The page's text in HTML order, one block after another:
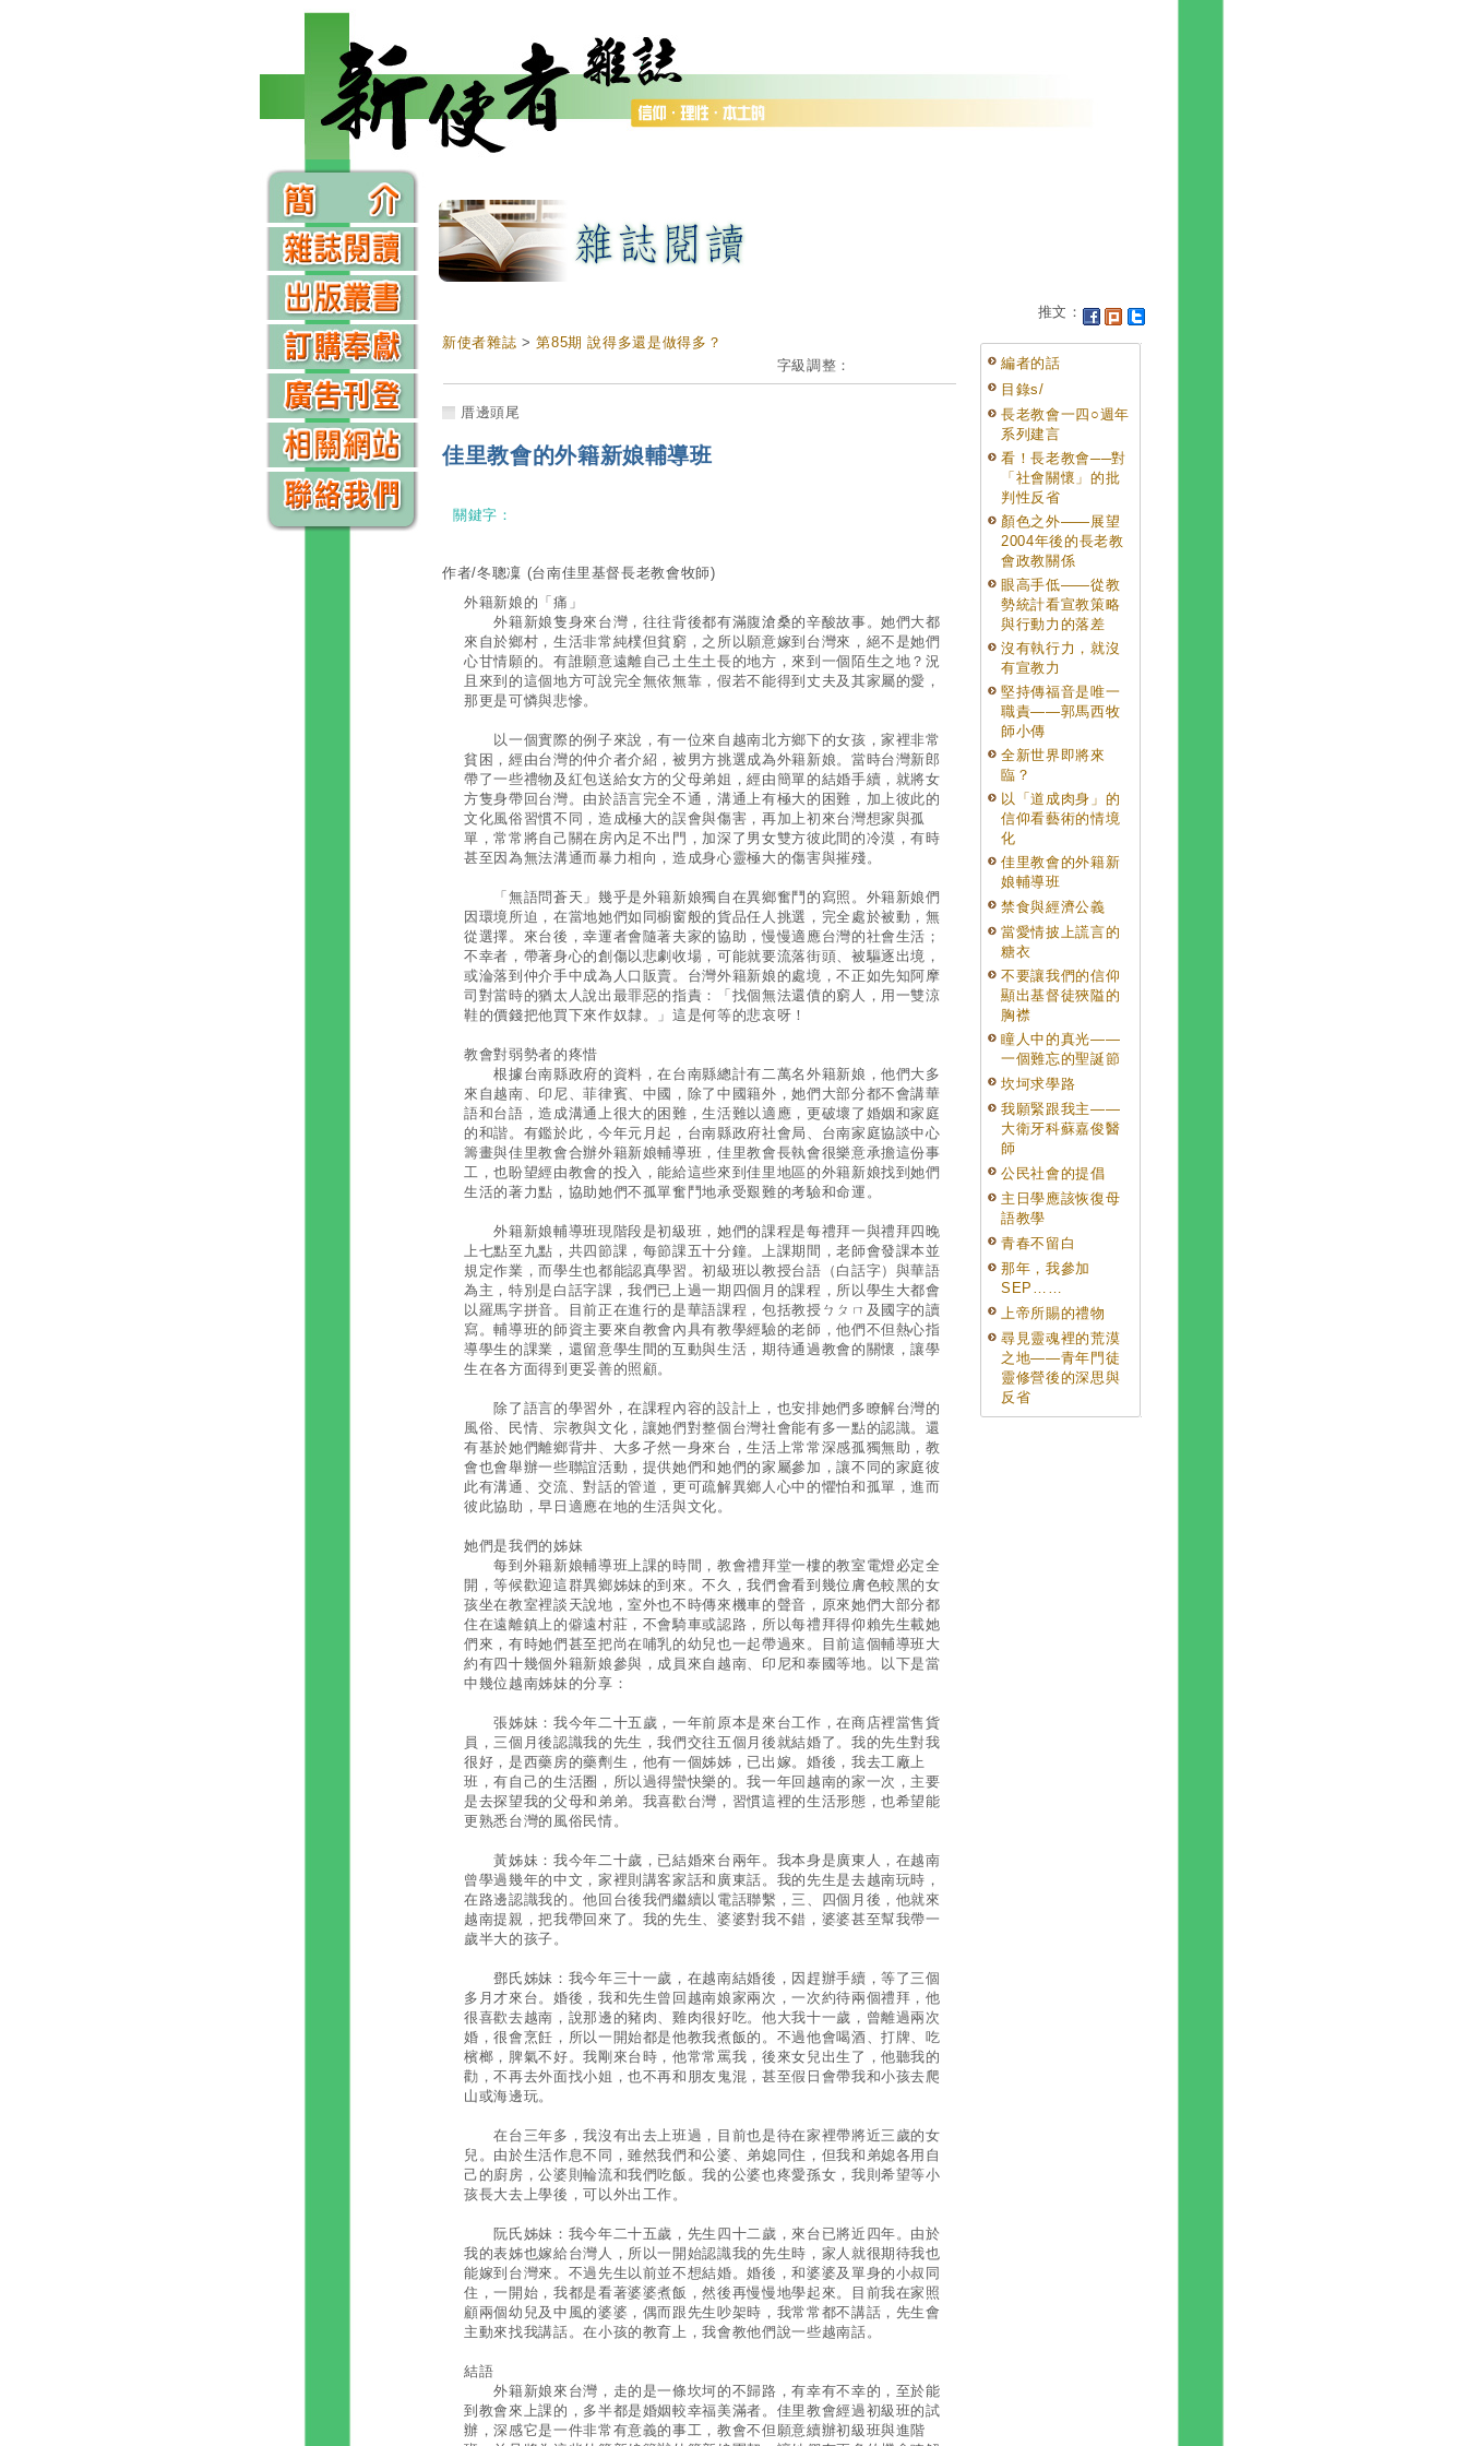
推文：
新使者雜誌 >第85期 說得多還是做得多？
字級調整：
厝邊頭尾
佳里教會的外籍新娘輔導班
關鍵字：
作者/冬聰凜 (台南佳里基督長老教會牧師)
外籍新娘的「痛」
外籍新娘隻身來台灣，往往背後都有滿腹滄桑的辛酸故事。她們大都
來自於鄉村，生活非常純樸但貧窮，之所以願意嫁到台灣來，絕不是她們
心甘情願的。有誰願意遠離自己土生土長的地方，來到一個陌生之地？況
且來到的這個地方可說完全無依無靠，假若不能得到丈夫及其家屬的愛，
那更是可憐與悲慘。
以一個實際的例子來說，有一位來自越南北方鄉下的女孩，家裡非常
貧困，經由台灣的仲介者介紹，被男方挑選成為外籍新娘。當時台灣新郎
帶了一些禮物及紅包送給女方的父母弟姐，經由簡單的結婚手續，就將女
方隻身帶回台灣。由於語言完全不通，溝通上有極大的困難，加上彼此的
文化風俗習慣不同，造成極大的誤會與傷害，再加上初來台灣想家與孤
單，常常將自己關在房內足不出門，加深了男女雙方彼此間的冷漠，有時
甚至因為無法溝通而暴力相向，造成身心靈極大的傷害與摧殘。
「無語問蒼天」幾乎是外籍新娘獨自在異鄉奮鬥的寫照。外籍新娘們
因環境所迫，在當地她們如同櫥窗般的貨品任人挑選，完全處於被動，無
從選擇。來台後，幸運者會隨著夫家的協助，慢慢適應台灣的社會生活；
不幸者，帶著身心的創傷以悲劇收場，可能就要流落街頭、被驅逐出境，
或淪落到仲介手中成為人口販賣。台灣外籍新娘的處境，不正如先知阿摩
司對當時的猶太人說出最罪惡的指責：「找個無法還債的窮人，用一雙涼
鞋的價錢把他買下來作奴隸。」這是何等的悲哀呀！
教會對弱勢者的疼惜
根據台南縣政府的資料，在台南縣總計有二萬名外籍新娘，他們大多
來自越南、印尼、菲律賓、中國，除了中國籍外，她們大部分都不會講華
語和台語，造成溝通上很大的困難，生活難以適應，更破壞了婚姻和家庭
的和諧。有鑑於此，今年元月起，台南縣政府社會局、台南家庭協談中心
籌畫與佳里教會合辦外籍新娘輔導班，佳里教會長執會很樂意承擔這份事
工，也盼望經由教會的投入，能給這些來到佳里地區的外籍新娘找到她們
生活的著力點，協助她們不孤單奮鬥地承受艱難的考驗和命運。
外籍新娘輔導班現階段是初級班，她們的課程是每禮拜一與禮拜四晚
上七點至九點，共四節課，每節課五十分鐘。上課期間，老師會發課本並
規定作業，而學生也都能認真學習。初級班以教授台語（白話字）與華語
為主，特別是白話字課，我們已上過一期四個月的課程，所以學生大都會
以羅馬字拼音。目前正在進行的是華語課程，包括教授ㄅㄆㄇ及國字的讀
寫。輔導班的師資主要來自教會內具有教學經驗的老師，他們不但熱心指
導學生的課業，還留意學生間的互動與生活，期待通過教會的關懷，讓學
生在各方面得到更妥善的照顧。
除了語言的學習外，在課程內容的設計上，也安排她們多瞭解台灣的
風俗、民情、宗教與文化，讓她們對整個台灣社會能有多一點的認識。還
有基於她們離鄉背井、大多孑然一身來台，生活上常常深感孤獨無助，教
會也會舉辦一些聯誼活動，提供她們和她們的家屬參加，讓不同的家庭彼
此有溝通、交流、對話的管道，更可疏解異鄉人心中的懼怕和孤單，進而
彼此協助，早日適應在地的生活與文化。
她們是我們的姊妹
每到外籍新娘輔導班上課的時間，教會禮拜堂一樓的教室電燈必定全
開，等候歡迎這群異鄉姊妹的到來。不久，我們會看到幾位膚色較黑的女
孩坐在教室裡談天說地，室外也不時傳來機車的聲音，原來她們大部分都
住在遠離鎮上的僻遠村莊，不會騎車或認路，所以每禮拜得仰賴先生載她
們來，有時她們甚至把尚在哺乳的幼兒也一起帶過來。目前這個輔導班大
約有四十幾個外籍新娘參與，成員來自越南、印尼和泰國等地。以下是當
中幾位越南姊妹的分享：
張姊妹：我今年二十五歲，一年前原本是來台工作，在商店裡當售貨
員，三個月後認識我的先生，我們交往五個月後就結婚了。我的先生對我
很好，是西藥房的藥劑生，他有一個姊姊，已出嫁。婚後，我去工廠上
班，有自己的生活圈，所以過得蠻快樂的。我一年回越南的家一次，主要
是去探望我的父母和弟弟。我喜歡台灣，習慣這裡的生活形態，也希望能
更熟悉台灣的風俗民情。
黃姊妹：我今年二十歲，已結婚來台兩年。我本身是廣東人，在越南
曾學過幾年的中文，家裡則講客家話和廣東話。我的先生是去越南玩時，
在路邊認識我的。他回台後我們繼續以電話聯繫，三、四個月後，他就來
越南提親，把我帶回來了。我的先生、婆婆對我不錯，婆婆甚至幫我帶一
歲半大的孩子。
鄧氏姊妹：我今年三十一歲，在越南結婚後，因趕辦手續，等了三個
多月才來台。婚後，我和先生曾回越南娘家兩次，一次約待兩個禮拜，他
很喜歡去越南，說那邊的豬肉、雞肉很好吃。他大我十一歲，曾離過兩次
婚，很會烹飪，所以一開始都是他教我煮飯的。不過他會喝酒、打牌、吃
檳榔，脾氣不好。我剛來台時，他常常罵我，後來女兒出生了，他聽我的
勸，不再去外面找小姐，也不再和朋友鬼混，甚至假日會帶我和小孩去爬
山或海邊玩。
在台三年多，我沒有出去上班過，目前也是待在家裡帶將近三歲的女
兒。由於生活作息不同，雖然我們和公婆、弟媳同住，但我和弟媳各用自
己的廚房，公婆則輪流和我們吃飯。我的公婆也疼愛孫女，我則希望等小
孩長大去上學後，可以外出工作。
阮氏姊妹：我今年二十五歲，先生四十二歲，來台已將近四年。由於
我的表姊也嫁給台灣人，所以一開始認識我的先生時，家人就很期待我也
能嫁到台灣來。不過先生以前並不想結婚。婚後，和婆婆及單身的小叔同
住，一開始，我都是看著婆婆煮飯，然後再慢慢地學起來。目前我在家照
顧兩個幼兒及中風的婆婆，偶而跟先生吵架時，我常常都不講話，先生會
主動來找我講話。在小孩的教育上，我會教他們說一些越南話。
結語
外籍新娘來台灣，走的是一條坎坷的不歸路，有幸有不幸的，至於能
到教會來上課的，多半都是婚姻較幸福美滿者。佳里教會經過初級班的試
辦，深感它是一件非常有意義的事工，教會不但願意續辦初級班與進階
編者的話
目錄s/
長老教會一四○週年
系列建言
看！長老教會──對
「社會關懷」的批
判性反省
顏色之外——展望
2004年後的長老教
會政教關係
眼高手低——從教
勢統計看宣教策略
與行動力的落差
沒有執行力，就沒
有宣教力
堅持傳福音是唯一
職責——郭馬西牧
師小傳
全新世界即將來
臨？
以「道成肉身」的
信仰看藝術的情境
化
佳里教會的外籍新
娘輔導班
禁食與經濟公義
當愛情披上謊言的
糖衣
不要讓我們的信仰
顯出基督徒狹隘的
胸襟
瞳人中的真光——
一個難忘的聖誕節
坎坷求學路
我願緊跟我主——
大衛牙科蘇嘉俊醫
師
公民社會的提倡
主日學應該恢復母
語教學
青春不留白
那年，我參加
SEP……
上帝所賜的禮物
尋見靈魂裡的荒漠
之地——青年門徒
靈修營後的深思與
反省